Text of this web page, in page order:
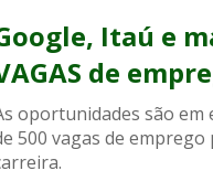
Itaú e
de
oportunidades são em
500 vagas de